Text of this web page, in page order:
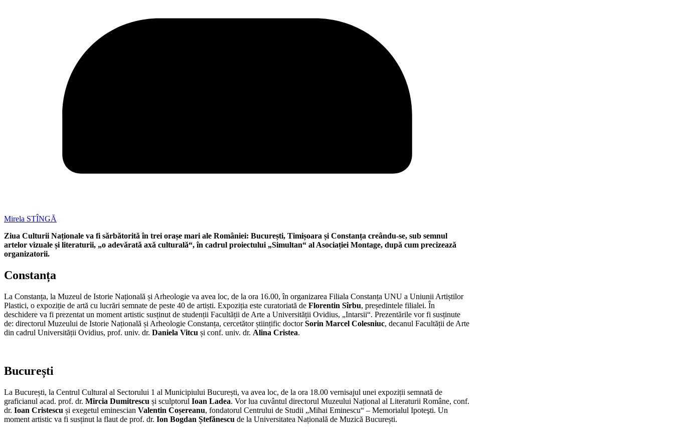
Mirela STÎNGĂ
Ziua Culturii Naționale va fi sărbătorită în trei orașe mari ale României: București, Timișoara și Constanța creându-se, sub semnul
artelor vizuale și literaturii, „o adevărată axă culturală“, în cadrul proiectului „Simultan“ al Asociației Montage, după cum precizează
organizatorii.
Constanța
La Constanța, la Muzeul de Istorie Națională și Arheologie va avea loc, de la ora 16.00, în organizarea Filiala Constanța UNU a Uniunii Artiștilor
Plastici, o expoziție de artă cu lucrări semnate de peste 40 de artiști. Expoziția este curatoriată de Florentin Sîrbu, președintele filialei. În
deschidere va fi prezentat un moment artistic susținut de studenții Facultății de Arte a Universității Ovidius, „Intarsii“. Prezentările vor fi susținute
de: directorul Muzeului de Istorie Națională și Arheologie Constanța, cercetător științific doctorSorin Marcel Colesniuc, decanul Facultății de Arte
din cadrul Universității Ovidius, prof. univ. dr. Daniela Vitcu și conf. univ. dr. Alina Cristea.
București
La București, la Centrul Cultural al Sectorului 1 al Municipiului București, va avea loc, de la ora 18.00 vernisajul unei expoziții semnată de
graficianul acad. prof. dr. Mircia Dumitrescu și sculptorul Ioan Ladea. Vor lua cuvântul directorul Muzeului Național al Literaturii Române, conf.
dr. Ioan Cristescu și exegetul eminescian Valentin Coșereanu, fondatorul Centrului de Studii „Mihai Eminescu“ – Memorialul Ipoteşti. Un
moment artistic va fi susținut la flaut de prof. dr. Ion Bogdan Ștefănescu de la Universitatea Națională de Muzică București.